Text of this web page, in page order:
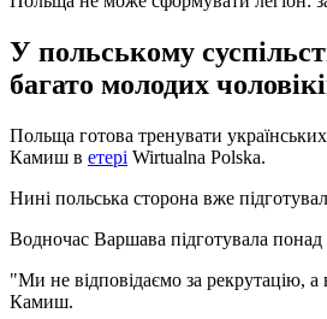
У польському
багато молодих
Польща готова тренувати
Камиш в етері Wirtualna Polska.
Нині польська сторона вже
Водночас Варшава підготувала понад
"Ми не відповідаємо за рекрутацію, а
Камиш.